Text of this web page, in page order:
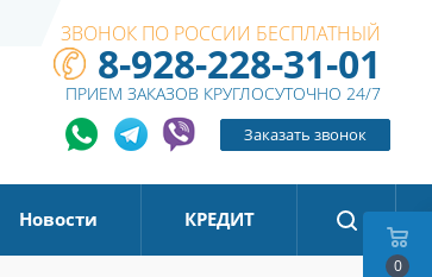
ЗВОНОК ПО РОССИИ БЕСПЛАТНЫЙ
8-928-228-31-01
ПРИЕМ ЗАКАЗОВ КРУГЛОСУТОЧНО 24/7
Заказать звонок
Новости КРЕДИТ
0